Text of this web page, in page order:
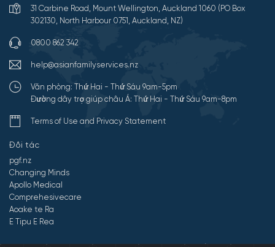
31 Carbine Road, Mount Wellington, Auckland 1060 (PO Box
302130, North Harbour 0751, Auckland, NZ)
0800 862 342
help@asianfamilyservices.nz
Văn phòng: Thứ Hai - Thứ Sáu 9am-5pm
Đường dây trợ giúp châu Á: Thứ Hai - Thứ Sáu 9am-8pm
Terms of Use and Privacy Statement
Đối tác
pgf.nz
Changing Minds
Apollo Medical
Comprehesivecare
Aoake te Ra
E Tipu E Rea